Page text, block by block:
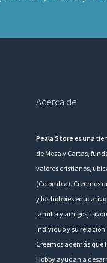
Acerca de
Peala Store es una
de Mesa y Cartas,
valores cristianos,
(Colombia). Creemos
y los hobbies
familia y amigos,
individuo y su relación
Creemos además que
Hobby ayudan a